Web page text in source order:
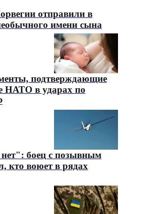
отправили в
имени сына
подтверждающие
НАТО в ударах по
боец с позывным
кто воюет в рядах